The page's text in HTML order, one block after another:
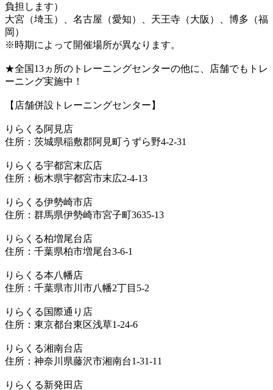
負担します）
大宮（埼玉）、名古屋（愛知）、天王寺（大阪）、博多（福
岡）
※時期によって開催場所が異なります。
★全国13ヵ所のトレーニングセンターの他に、店舗でもトレ
ーニング実施中！
【店舗併設トレーニングセンター】
りらくる阿見店
住所：茨城県稲敷郡阿見町うずら野4-2-31
りらくる宇都宮末広店
住所：栃木県宇都宮市末広2-4-13
りらくる伊勢崎市店
住所：群馬県伊勢崎市宮子町3635-13
りらくる柏増尾台店
住所：千葉県柏市増尾台3-6-1
りらくる本八幡店
住所：千葉県市川市八幡2丁目5-2
りらくる国際通り店
住所：東京都台東区浅草1-24-6
りらくる湘南台店
住所：神奈川県藤沢市湘南台1-31-11
りらくる新発田店